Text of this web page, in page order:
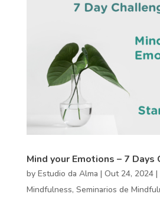
Mind your Emotions – 7 Days
by Estudio da Alma | Out 24, 2024|
Mindfulness, Seminarios de